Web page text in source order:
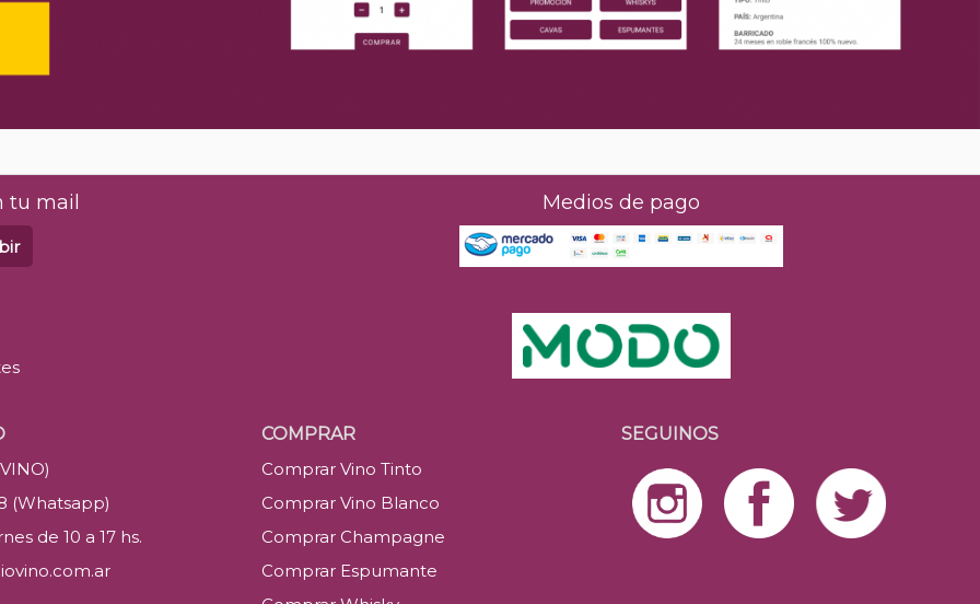
tu mail Medios de pago
(Whatsapp)
de 10 a 17 hs.
COMPRAR
Comprar Vino Tinto
Comprar Vino Blanco
Comprar Champagne
Comprar Espumante
SEGUINOS